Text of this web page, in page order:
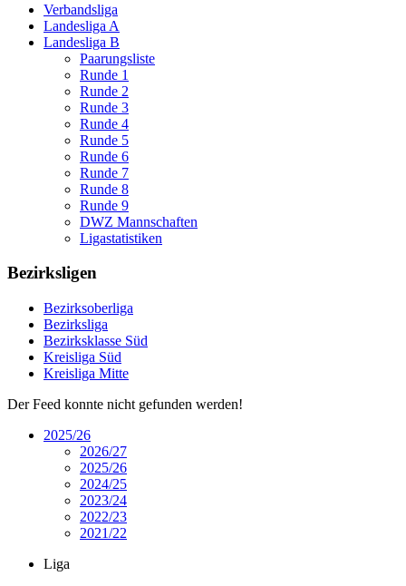
Verbandsliga
Landesliga A
Landesliga B
Paarungsliste
Runde 1
Runde 2
Runde 3
Runde 4
Runde 5
Runde 6
Runde 7
Runde 8
Runde 9
DWZ Mannschaften
Ligastatistiken
Bezirksligen
Bezirksoberliga
Bezirksliga
Bezirksklasse Süd
Kreisliga Süd
Kreisliga Mitte
Der Feed konnte nicht gefunden werden!
2025/26
2026/27
2025/26
2024/25
2023/24
2022/23
2021/22
Liga